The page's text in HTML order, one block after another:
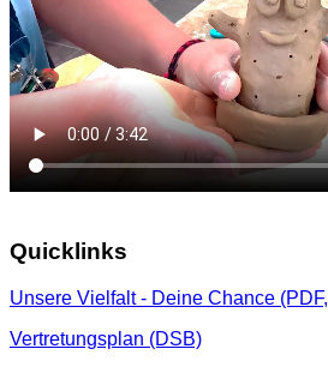
Quicklinks
Unsere Vielfalt - Deine Chance
Vertretungsplan (DSB)